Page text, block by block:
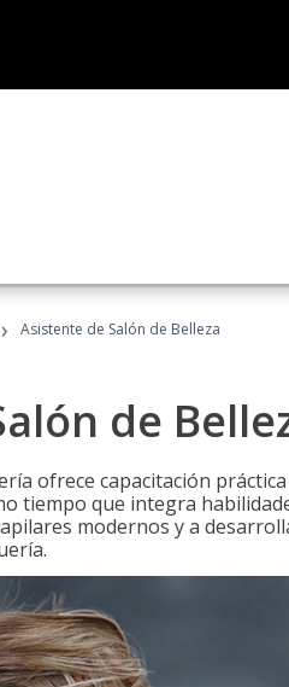
› Asistente de Salón de Belleza
de
ofrece capacitación
tiempo que integra
modernos y a